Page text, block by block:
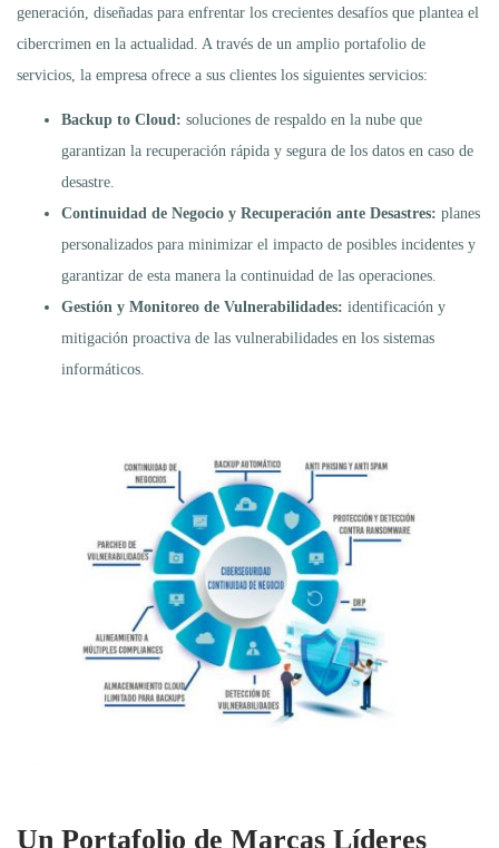
generación, diseñadas para enfrentar los crecientes desafíos que plantea el
cibercrimen en la actualidad. A través de un amplio portafolio de
servicios, la empresa ofrece a sus clientes los siguientes servicios:
Backup to Cloud: soluciones de respaldo en la nube que
garantizan la recuperación rápida y segura de los datos en caso de
desastre.
Continuidad de Negocio y Recuperación ante Desastres: planes
personalizados para minimizar el impacto de posibles incidentes y
garantizar de esta manera la continuidad de las operaciones.
Gestión y Monitoreo de Vulnerabilidades: identificación y
mitigación proactiva de las vulnerabilidades en los sistemas
informáticos.
Un Portafolio de Marcas Líderes